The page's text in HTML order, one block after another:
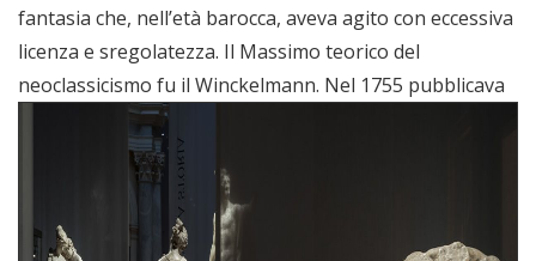
fantasia che, nell’età barocca, aveva agito con eccessiva
licenza e sregolatezza. Il Massimo teorico del
neoclassicismo fu il Winckelmann. Nel 1755 pubblicava